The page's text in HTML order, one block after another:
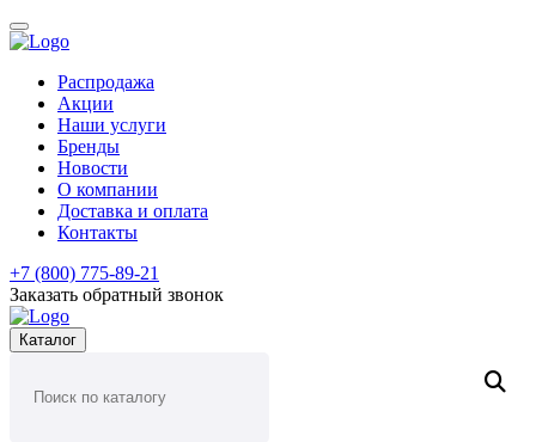
Распродажа
Акции
Наши услуги
Бренды
Новости
О компании
Доставка и оплата
Контакты
+7 (800) 775-89-21
Заказать обратный звонок
Каталог